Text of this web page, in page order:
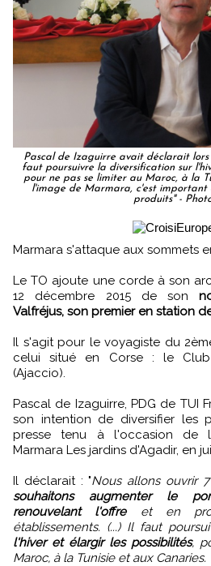
Pascal de Izaguirre avait déclarait lors
faut poursuivre la diversification sur
pour ne pas se limiter au Maroc, à la
l'image de Marmara, c'est important
produits" -
Marmara s'attaque aux sommets
Le TO ajoute une corde à son
12 décembre 2015 de son
Valfréjus, son premier en station
Il s'agit pour le voyagiste du
celui situé en Corse : le Club
(Ajaccio).
Pascal de Izaguirre, PDG de TUI
son intention de diversifier les
presse tenu à l'occasion de
Marmara Les jardins d'Agadir, en
Il déclarait : "Nous allons ouvrir
souhaitons augmenter le
renouvelant l'offreet en
établissements. (...) Il faut
l'hiver et élargir les possibilités,
Maroc, à la Tunisie et aux Canaries.